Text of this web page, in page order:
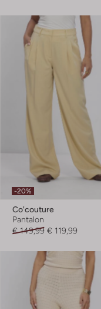
-20%
Co'couture
Pantalon
€ 149,99 € 119,99